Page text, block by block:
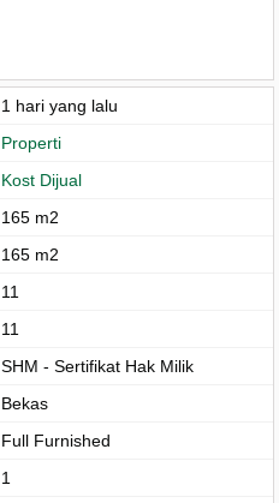
1 hari yang lalu
Properti
Kost Dijual
165 m2
165 m2
11
11
SHM - Sertifikat Hak Milik
Bekas
Full Furnished
1